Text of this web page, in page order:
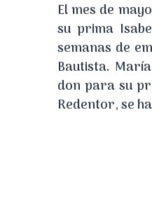
El mes de
su prima
semanas de
Bautista.
don para su
Redentor, se